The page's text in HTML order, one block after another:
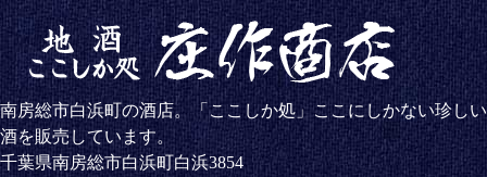
南房総市白浜町の酒店。「ここしか処」ここにしかない珍しい
酒を販売しています。
千葉県南房総市白浜町白浜3854